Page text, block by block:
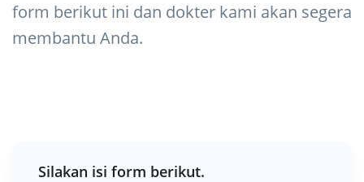
form berikut ini dan dokter kami akan segera
membantu Anda.
Silakan isi form berikut.